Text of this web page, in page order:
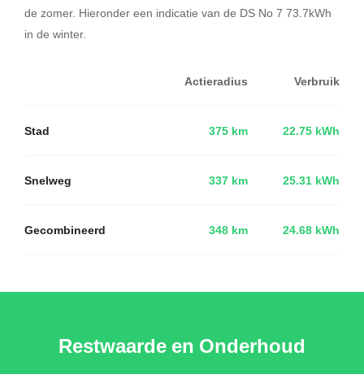
de zomer. Hieronder een indicatie van de DS No 7 73.7kWh
in de winter.
Actieradius Verbruik
Stad 375 km 22.75 kWh
Snelweg 337 km 25.31 kWh
Gecombineerd 348 km 24.68 kWh
Restwaarde en Onderhoud